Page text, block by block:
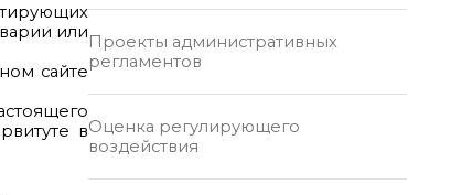
или
сайте
в
Проекты административных
регламентов
Оценка регулирующего
воздействия